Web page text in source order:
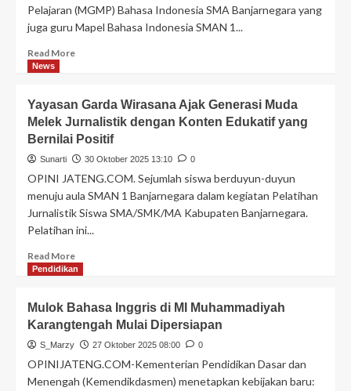
Pelajaran (MGMP) Bahasa Indonesia SMA Banjarnegara yang
juga guru Mapel Bahasa Indonesia SMAN 1...
Read More
News
Yayasan Garda Wirasana Ajak Generasi Muda
Melek Jurnalistik dengan Konten Edukatif yang
Bernilai Positif
Sunarti 30 Oktober 2025 13:10 0
OPINI JATENG.COM. Sejumlah siswa berduyun-duyun
menuju aula SMAN 1 Banjarnegara dalam kegiatan Pelatihan
Jurnalistik Siswa SMA/SMK/MA Kabupaten Banjarnegara.
Pelatihan ini...
Read More
Pendidikan
Mulok Bahasa Inggris di MI Muhammadiyah
Karangtengah Mulai Dipersiapan
S_Marzy 27 Oktober 2025 08:00 0
OPINIJATENG.COM-Kementerian Pendidikan Dasar dan
Menengah (Kemendikdasmen) menetapkan kebijakan baru: